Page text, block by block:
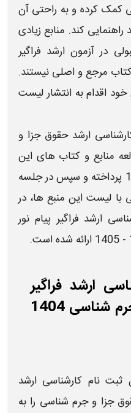
کمک کرده و به راحتی آن
راهنمایی کند. منابع زیادی
در آزمون ارشد فراگیر
کتاب مرجع و اصلی نیستند.
اقدام به انتشار لیست
ارشدحقوق جزا و
منابع و کتاب های این
پرداخته و سپس در جلسه
با لیست این منبع ها، در
ارشد فراگیر پیام نور
ارائه شده است.
ارشد فراگیر
پیام نور حقوق جزا و جرم شناسی 1404
ثبت نام کارشناسی ارشد
جزا و جرم شناسی را به